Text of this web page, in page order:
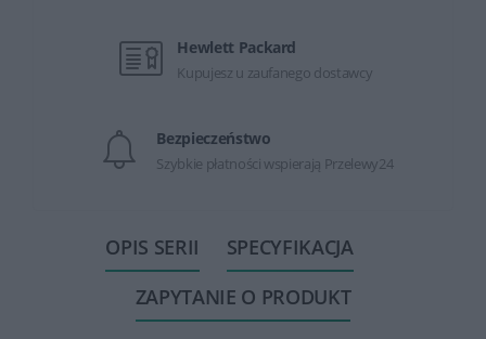
Hewlett Packard
Kupujesz u zaufanego dostawcy
Bezpieczeństwo
Szybkie płatności wspierają Przelewy24
OPIS SERII
SPECYFIKACJA
ZAPYTANIE O PRODUKT